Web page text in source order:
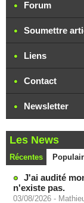
Forum
Soumettre
Liens
Contact
Newsletter
Les News
Récentes
J'ai audité
n'existe pas.
03/08/2026 -